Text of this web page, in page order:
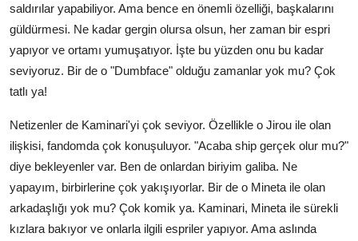
saldırılar yapabiliyor. Ama bence en önemli özelliği, başkalarını
güldürmesi. Ne kadar gergin olursa olsun, her zaman bir espri
yapıyor ve ortamı yumuşatıyor. İşte bu yüzden onu bu kadar
seviyoruz. Bir de o "Dumbface" olduğu zamanlar yok mu? Çok
tatlı ya!
Netizenler de Kaminari'yi çok seviyor. Özellikle o Jirou ile olan
ilişkisi, fandomda çok konuşuluyor. "Acaba ship gerçek olur mu?"
diye bekleyenler var. Ben de onlardan biriyim galiba. Ne
yapayım, birbirlerine çok yakışıyorlar. Bir de o Mineta ile olan
arkadaşlığı yok mu? Çok komik ya. Kaminari, Mineta ile sürekli
kızlara bakıyor ve onlarla ilgili espriler yapıyor. Ama aslında